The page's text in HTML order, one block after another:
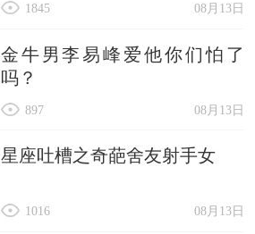
08月13日
1845
金牛男李易峰爱他你们怕了
吗？
08月13日
897
星座吐槽之奇葩舍友射手女
08月13日
1016